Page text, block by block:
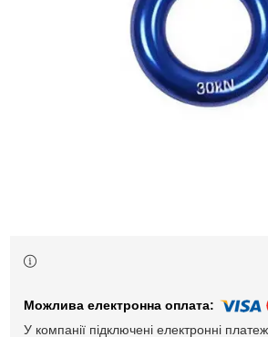
У компанії підключені електронні